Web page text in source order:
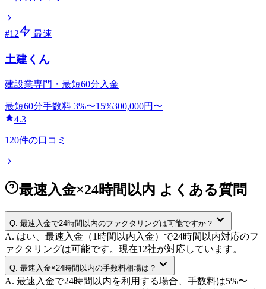
#12 最速
土建くん
建設業専門・最短60分入金
最短60分手数料 3%〜15%300,000円〜
4.3
120件の口コミ
最速入金×24時間以内 よくある質問
Q. 最速入金で24時間以内のファクタリングは可能ですか？
A. はい、最速入金（1時間以内入金）で24時間以内対応のフ
ァクタリングは可能です。現在12社が対応しています。
Q. 最速入金×24時間以内の手数料相場は？
A. 最速入金で24時間以内を利用する場合、手数料は5%〜